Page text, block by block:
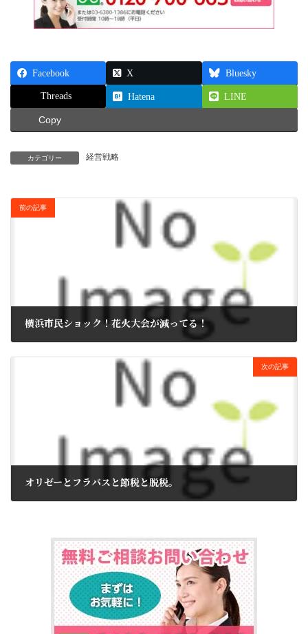
Facebook X Bluesky
Threads Hatena LINE
Copy
カテゴリー 経営戦略
前の記事
横浜市民ショック！花火大会が減ってる！
次の記事
オリゼーとフラバスと節税と脱税。